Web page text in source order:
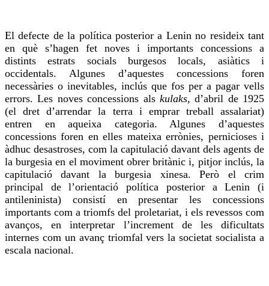
El defecte de la política posterior a Lenin no resideix tant
en què s’hagen fet noves i importants concessions a
distints estrats socials burgesos locals, asiàtics i
occidentals. Algunes d’aquestes concessions foren
necessàries o inevitables, inclús que fos per a pagar vells
errors. Les noves concessions als kulaks,d’abril de 1925
(el dret d’arrendar la terra i emprar treball assalariat)
entren en aqueixa categoria. Algunes d’aquestes
concessions foren en elles mateixa errònies, pernicioses i
àdhuc desastroses, com la capitulació davant dels agents de
la burgesia en el moviment obrer britànic i, pitjor inclús, la
capitulació davant la burgesia xinesa. Però el crim
principal de l’orientació política posterior a Lenin (i
antileninista) consistí en presentar les concessions
importants com a triomfs del proletariat, i els revessos com
avanços, en interpretar l’increment de les dificultats
internes com un avanç triomfal vers la societat socialista a
escala nacional.